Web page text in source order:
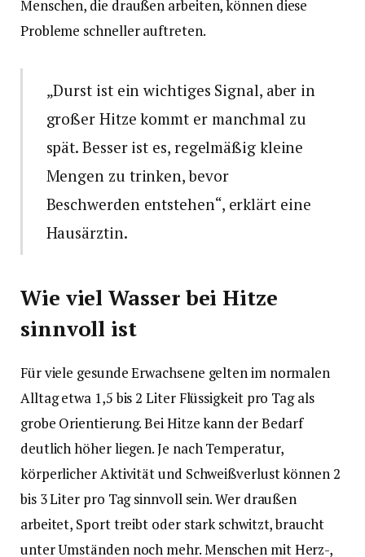
Menschen, die draußen arbeiten, können diese
Probleme schneller auftreten.
„Durst ist ein wichtiges Signal, aber in
großer Hitze kommt er manchmal zu
spät. Besser ist es, regelmäßig kleine
Mengen zu trinken, bevor
Beschwerden entstehen“, erklärt eine
Hausärztin.
Wie viel Wasser bei Hitze
sinnvoll ist
Für viele gesunde Erwachsene gelten im normalen
Alltag etwa 1,5 bis 2 Liter Flüssigkeit pro Tag als
grobe Orientierung. Bei Hitze kann der Bedarf
deutlich höher liegen. Je nach Temperatur,
körperlicher Aktivität und Schweißverlust können 2
bis 3 Liter pro Tag sinnvoll sein. Wer draußen
arbeitet, Sport treibt oder stark schwitzt, braucht
unter Umständen noch mehr. Menschen mit Herz-,